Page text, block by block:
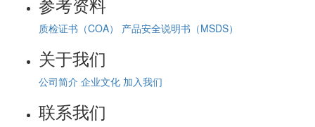
质检证书（COA） 产品安全说明书（MSDS）
关于我们
公司简介 企业文化 加入我们
联系我们